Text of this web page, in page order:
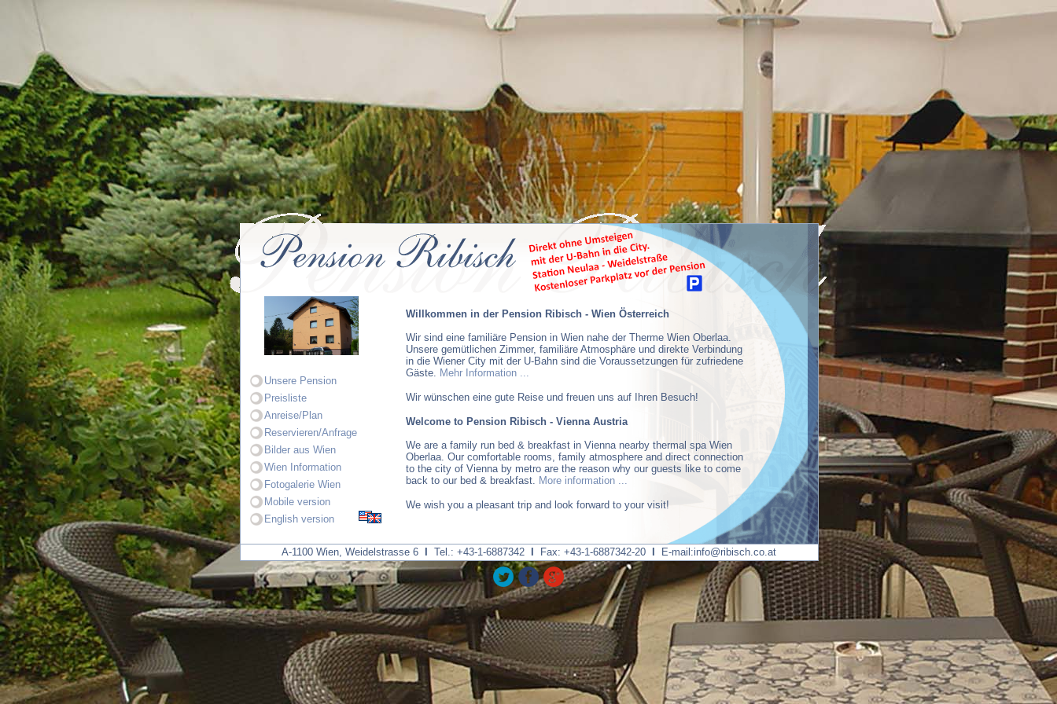
Unsere Pension
Preisliste
Anreise/Plan
Reservieren/Anfrage
Bilder aus Wien
Wien Information
Fotogalerie Wien
Mobile version
English version
Willkommen in der Pension Ribisch - Wien Österreich
Wir sind eine familiäre Pension in Wien nahe der Therme Wien Oberlaa.
Unsere gemütlichen Zimmer, familiäre Atmosphäre und direkte Verbindung
in die Wiener City mit der U-Bahn sind die Voraussetzungen für zufriedene
Gäste. Mehr Information ...
Wir wünschen eine gute Reise und freuen uns auf Ihren Besuch!
Welcome to Pension Ribisch - Vienna Austria
We are a family run bed & breakfast in Vienna nearby thermal spa Wien
Oberlaa. Our comfortable rooms, family atmosphere and direct connection
to the city of Vienna by metro are the reason why our guests like to come
back to our bed & breakfast. More information ...
We wish you a pleasant trip and look forward to your visit!
A-1100 Wien, Weidelstrasse 6 Tel.: +43-1-6887342 Fax: +43-1-6887342-20 E-mail:info@ribisch.co.at